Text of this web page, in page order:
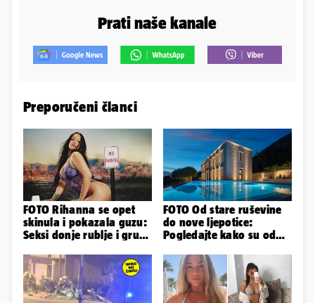
Prati naše kanale
Preporučeni članci
FOTO Rihanna se opet
skinula i pokazala guzu:
Seksi donje rublje i grudi
FOTO Od stare ruševine
do nove ljepotice:
Pogledajte kako su od
napravili vilu